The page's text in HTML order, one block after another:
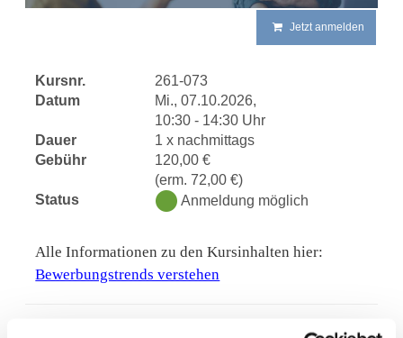
Jetzt anmelden
Kursnr.
261-073
Datum
Mi., 07.10.2026,
10:30 - 14:30 Uhr
Dauer
1 x nachmittags
Gebühr
120,00 €
(erm. 72,00 €)
Status
Anmeldung möglich
Alle Informationen zu den Kursinhalten hier:
Bewerbungstrends verstehen